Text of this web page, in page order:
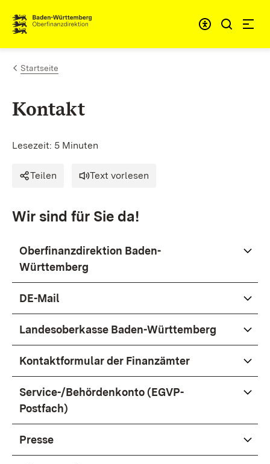
Zum Inhalt springen
Startseite
Kontakt
Lesezeit: 5 Minuten
Teilen Text vorlesen
Wir sind für Sie da!
Oberfinanzdirektion Baden-
Württemberg
DE-Mail
Landesoberkasse Baden-Württemberg
Kontaktformular der Finanzämter
Service-/Behördenkonto (EGVP-
Postfach)
Presse